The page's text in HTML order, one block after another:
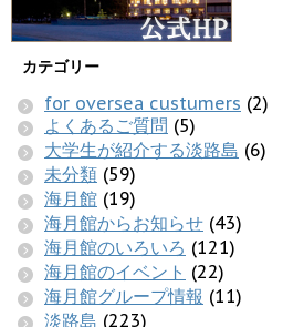
カテゴリー
for oversea custumers (2)
よくあるご質問 (5)
大学生が紹介する淡路島 (6)
未分類 (59)
海月館 (19)
海月館からお知らせ (43)
海月館のいろいろ (121)
海月館のイベント (22)
海月館グループ情報 (11)
淡路島 (223)